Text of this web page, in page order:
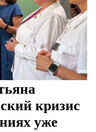
кризис
уже